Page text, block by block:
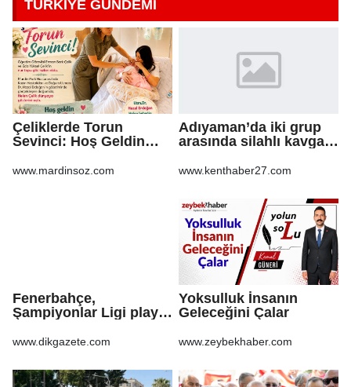
TÜRKİYE GÜNDEMİ
Çeliklerde Torun
Sevinci: Hoş Geldin
www.mardinsoz.com
Adıyaman’da iki grup
arasında silahlı kavga:
www.kenthaber27.com
Fenerbahçe,
Şampiyonlar Ligi play-
çıkıyor
www.dikgazete.com
Yoksulluk İnsanın
Geleceğini Çalar
www.zeybekhaber.com